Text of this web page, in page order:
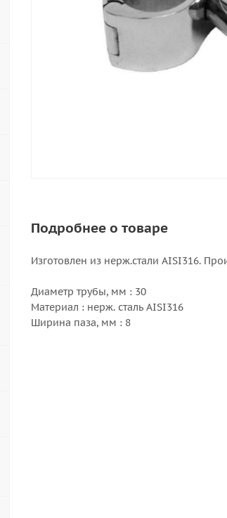
Подробнее о товаре
Изготовлен из нерж.стали AISI316.
Диаметр трубы, мм : 30
Материал : нерж. сталь AISI316
Ширина паза, мм : 8